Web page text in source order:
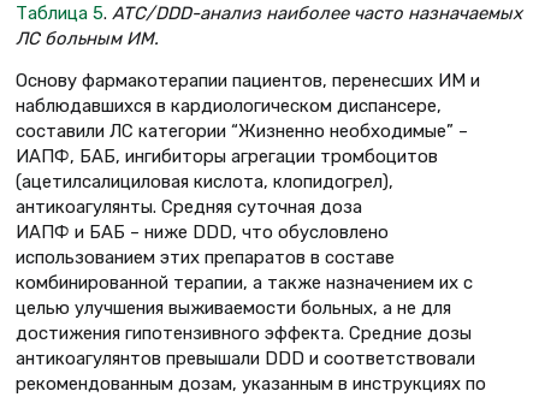
Таблица 5. ATC/DDD-анализ наиболее часто назначаемых
ЛС больным ИМ.
Основу фармакотерапии пациентов, перенесших ИМ и
наблюдавшихся в кардиологическом диспансере,
составили ЛС категории “Жизненно необходимые” –
ИАПФ, БАБ, ингибиторы агрегации тромбоцитов
(ацетилсалициловая кислота, клопидогрел),
антикоагулянты. Средняя суточная доза
ИАПФ и БАБ – ниже DDD, что обусловлено
использованием этих препаратов в составе
комбинированной терапии, а также назначением их с
целью улучшения выживаемости больных, а не для
достижения гипотензивного эффекта. Средние дозы
антикоагулянтов превышали DDD и соответствовали
рекомендованным дозам, указанным в инструкциях по